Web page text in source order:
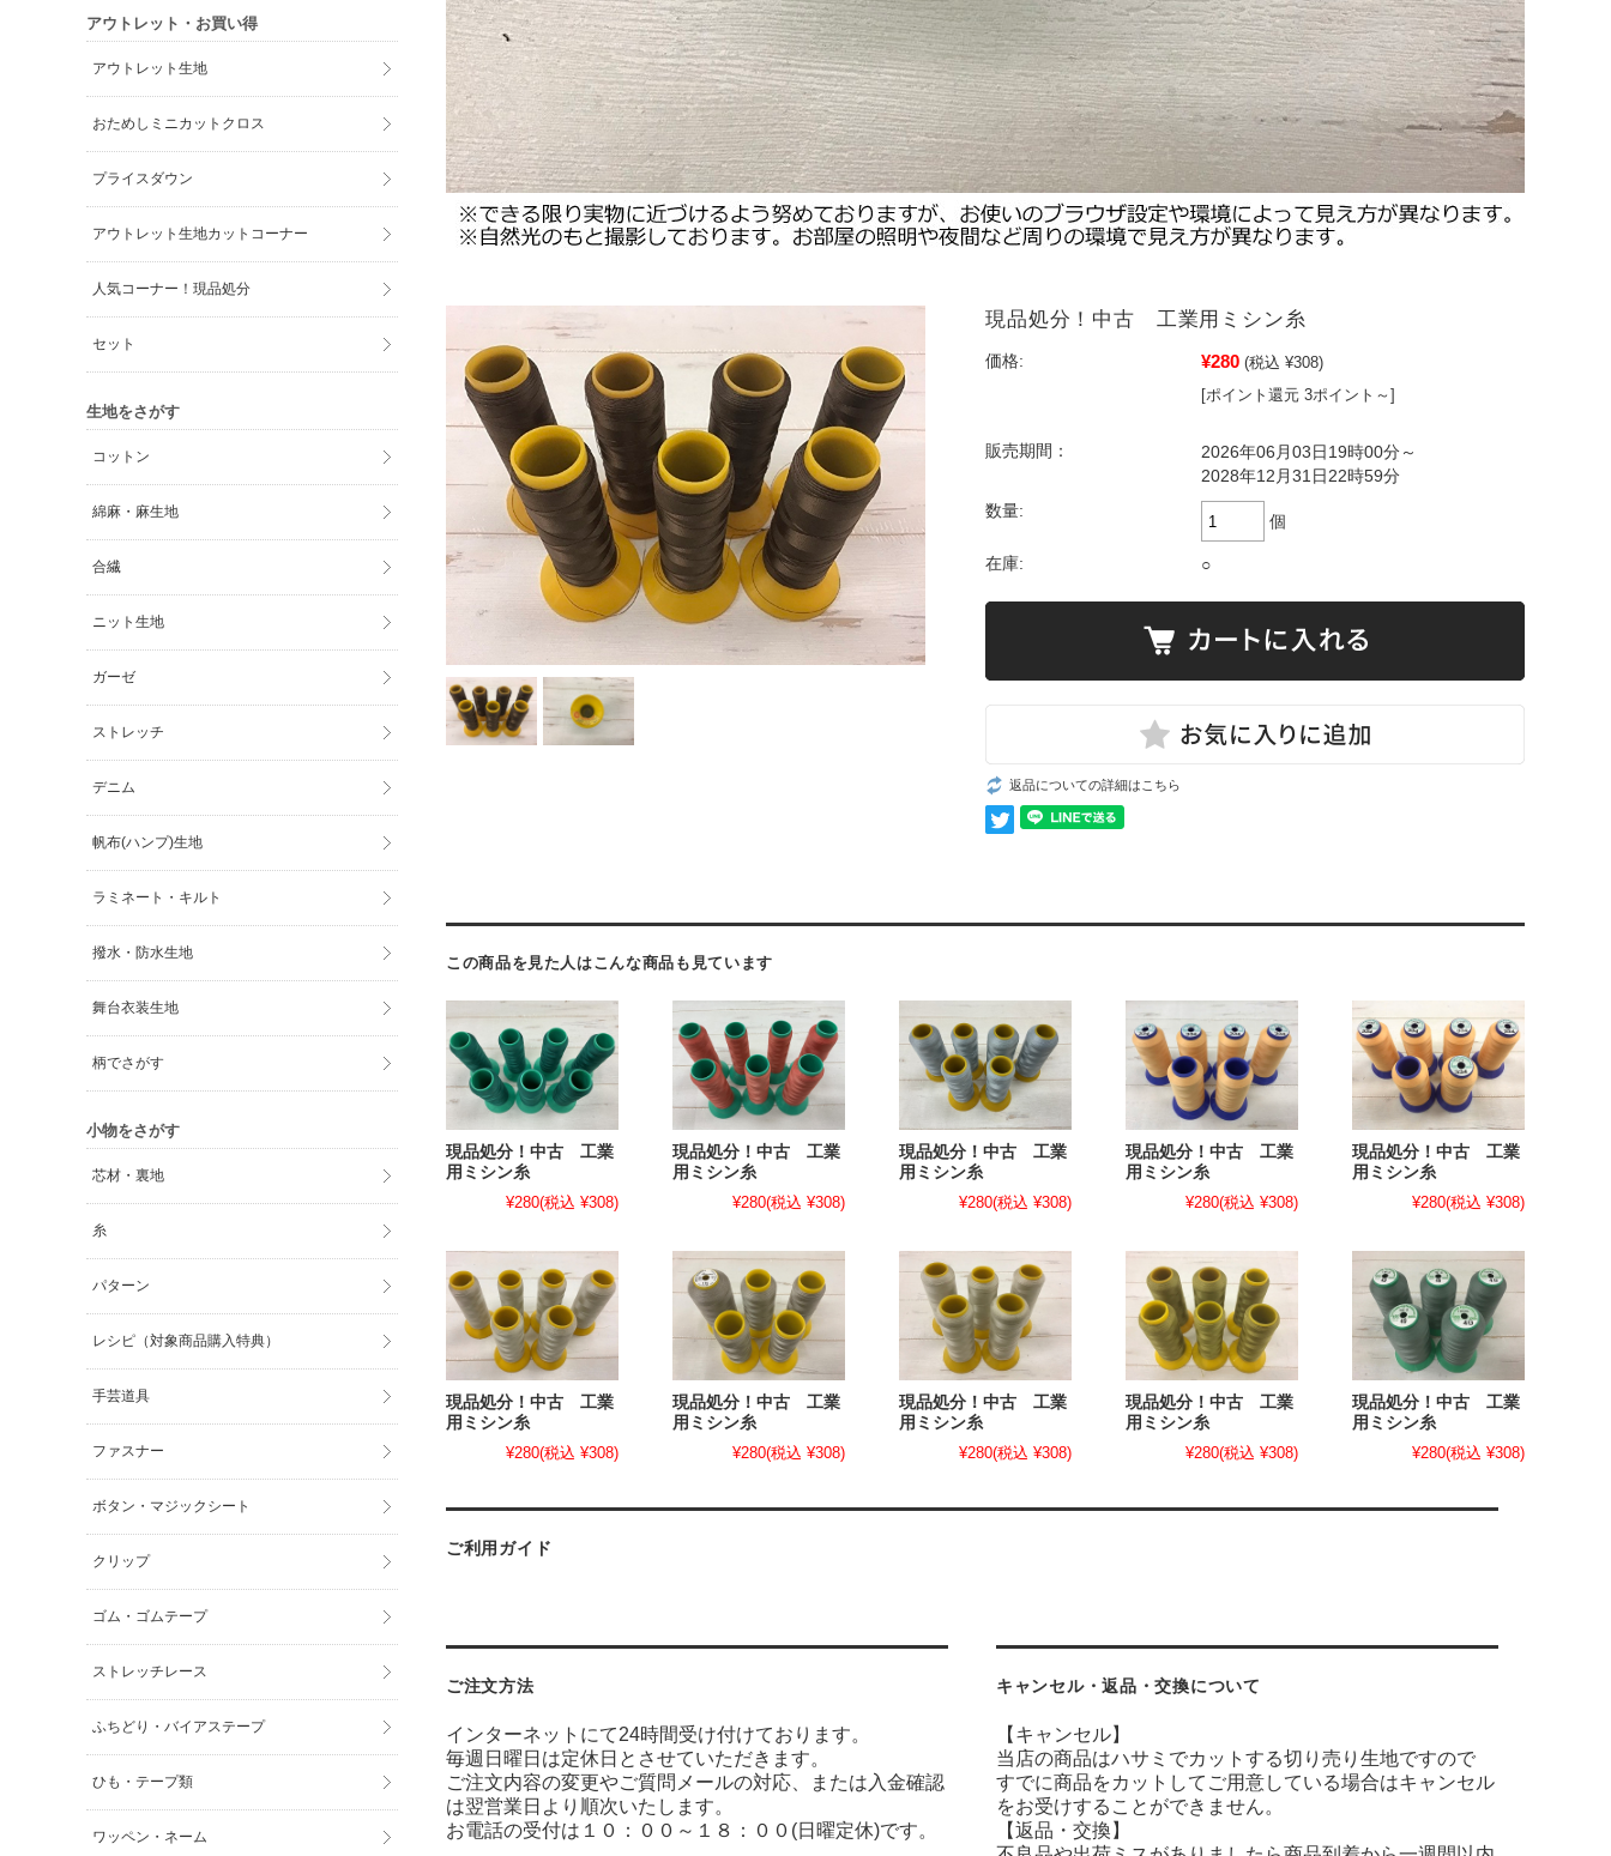
現品処分！中古 工業用ミシン糸
価格: ¥280 (税込 ¥308)
[ポイント還元 3ポイント～]
販売期間：
2026年06月03日19時00分～
2028年12月31日22時59分
数量:
個
在庫: ○
返品についての詳細はこちら
この商品を見た人はこんな商品も見ています
現品処分！中古 工業
用ミシン糸
¥280(税込 ¥308)
現品処分！中古 工業
用ミシン糸
¥280(税込 ¥308)
現品処分！中古 工業
用ミシン糸
¥280(税込 ¥308)
現品処分！中古 工業
用ミシン糸
¥280(税込 ¥308)
現品処分！中古 工業
用ミシン糸
¥280(税込 ¥308)
現品処分！中古 工業
用ミシン糸
¥280(税込 ¥308)
現品処分！中古 工業
用ミシン糸
¥280(税込 ¥308)
現品処分！中古 工業
用ミシン糸
¥280(税込 ¥308)
現品処分！中古 工業
用ミシン糸
¥280(税込 ¥308)
現品処分！中古 工業
用ミシン糸
¥280(税込 ¥308)
ご利用ガイド
ご注文方法
インターネットにて24時間受け付けております。
毎週日曜日は定休日とさせていただきます。
ご注文内容の変更やご質問メールの対応、または入金確認
は翌営業日より順次いたします。
お電話の受付は１０：００～１８：００(日曜定休)です。
キャンセル・返品・交換について
【キャンセル】
当店の商品はハサミでカットする切り売り生地ですので
すでに商品をカットしてご用意している場合はキャンセル
をお受けすることができません。
【返品・交換】
アウトレット・お買い得
アウトレット生地
おためしミニカットクロス
プライスダウン
アウトレット生地カットコーナー
人気コーナー！現品処分
セット
生地をさがす
コットン
綿麻・麻生地
合繊
ニット生地
ガーゼ
ストレッチ
デニム
帆布(ハンプ)生地
ラミネート・キルト
撥水・防水生地
舞台衣装生地
柄でさがす
小物をさがす
芯材・裏地
糸
パターン
レシピ（対象商品購入特典）
手芸道具
ファスナー
ボタン・マジックシート
クリップ
ゴム・ゴムテープ
ストレッチレース
ふちどり・バイアステープ
ひも・テープ類
ワッペン・ネーム